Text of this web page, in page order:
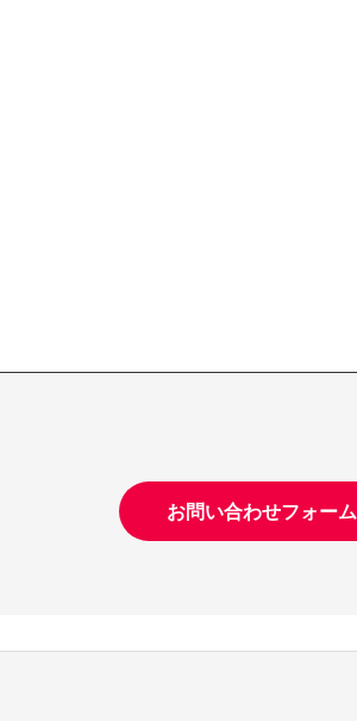
お問い合わせフォーム